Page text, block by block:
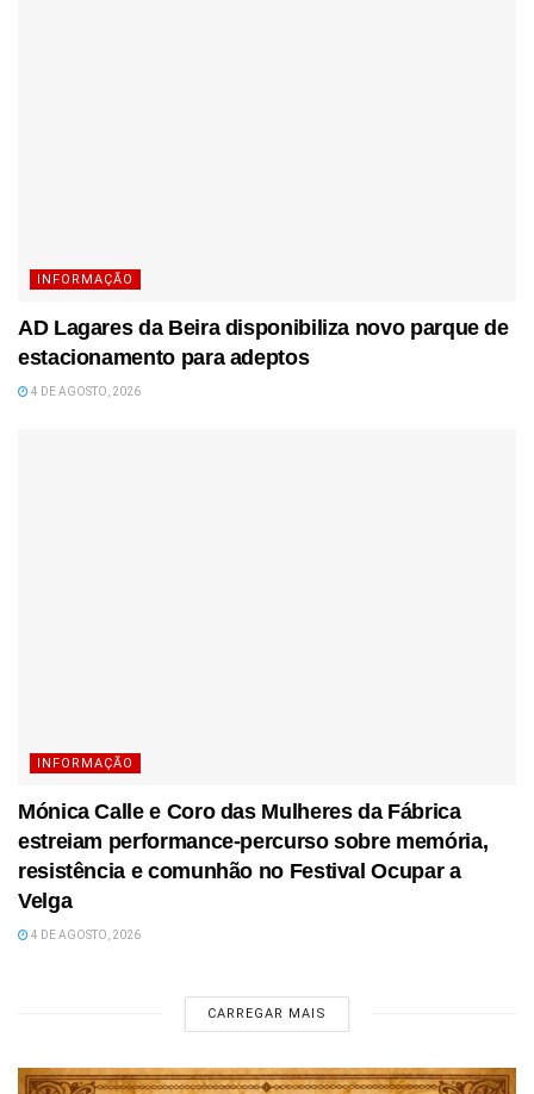
INFORMAÇÃO
AD Lagares da Beira disponibiliza novo parque de
estacionamento para adeptos
4 DE AGOSTO, 2026
INFORMAÇÃO
Mónica Calle e Coro das Mulheres da Fábrica
estreiam performance-percurso sobre memória,
resistência e comunhão no Festival Ocupar a
Velga
4 DE AGOSTO, 2026
CARREGAR MAIS